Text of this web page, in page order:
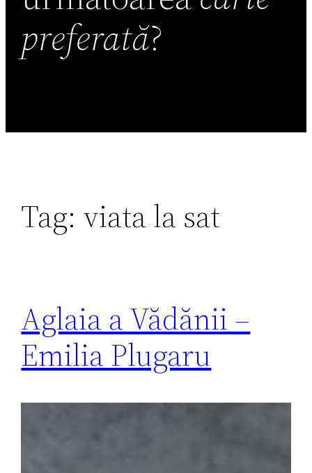
preferată?
Tag: viata la sat
Aglaia a Vădănii –
Emilia Plugaru